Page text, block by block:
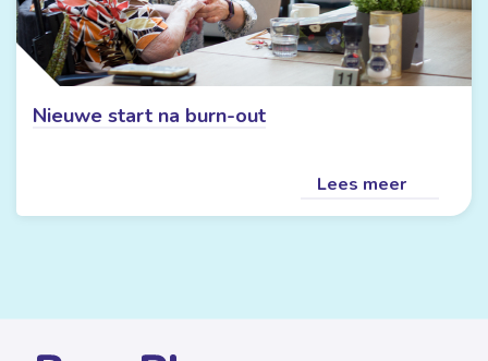
Nieuwe start na burn-out
Lees meer